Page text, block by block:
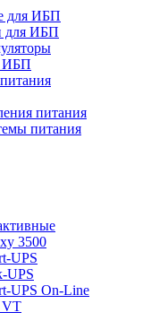
для ИБП
для ИБП
ИБП
питания
питания
3500
UPS
UPS
UPS On-Line
VT